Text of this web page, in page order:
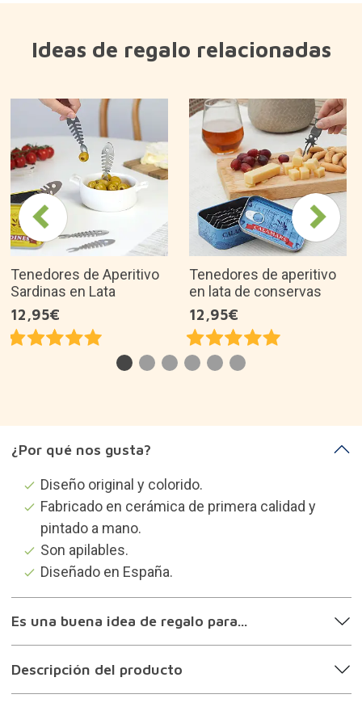
¿Por qué nos gusta?
Diseño original y colorido.
Fabricado en cerámica de primera calidad y
pintado a mano.
Son apilables.
Diseñado en España.
Descripción del producto
Categorías que te pueden
interesar
Utensilios de cocina
Regalos para aficionados a la decoración
Regalos para mujeres